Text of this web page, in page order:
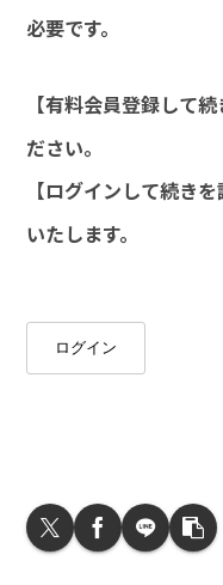
必要です。
【有料会員登録して続
ださい。
【ログインして続き
いたします。
ログイン